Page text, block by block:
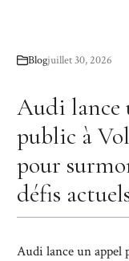
Blogjuillet 30, 2026
Audi lance
public à
pour
défis
Audi lance un appel